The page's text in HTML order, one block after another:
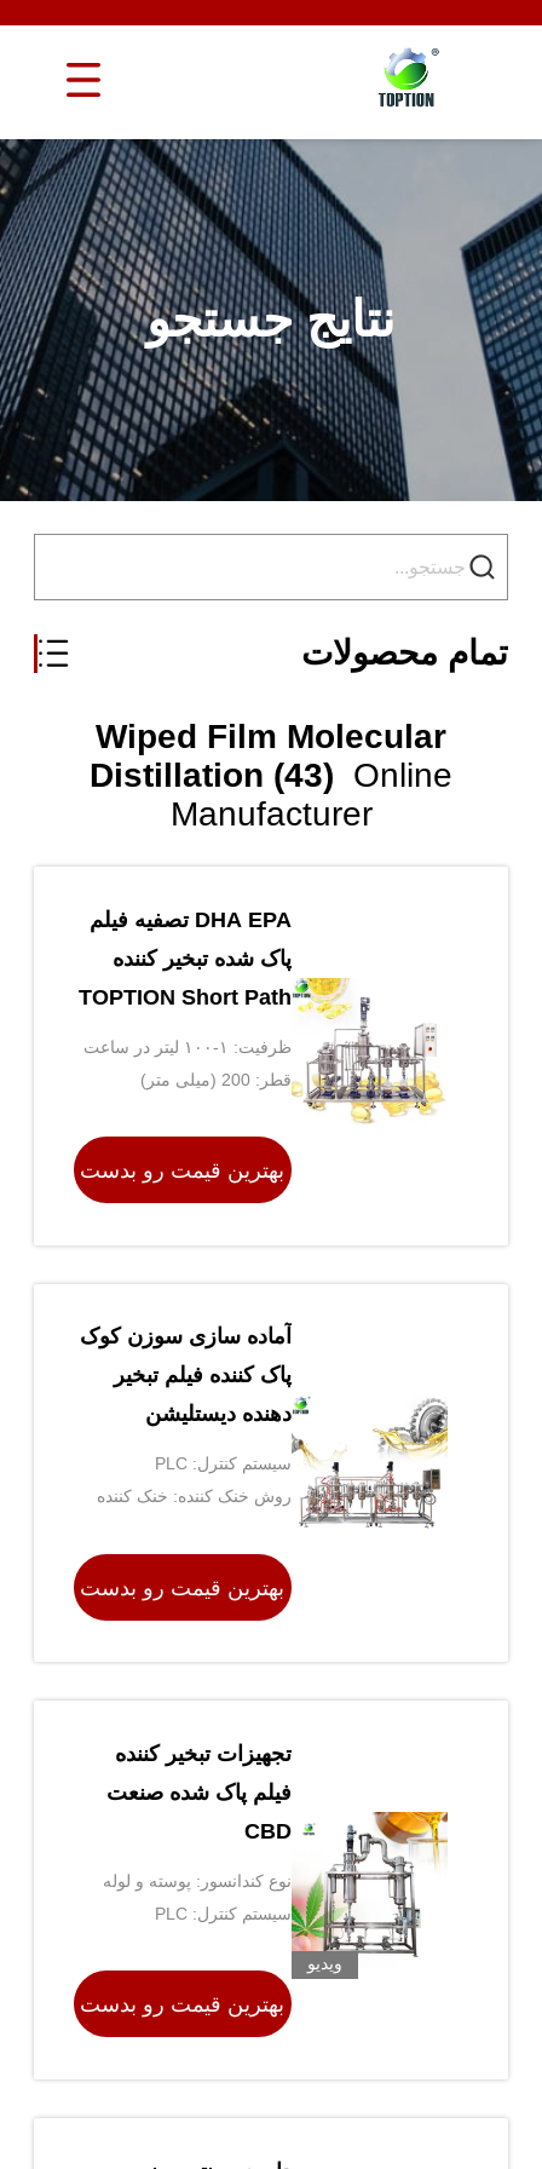
نتایج جستجو
تمام محصولات
Wiped Film Molecular
Distillation (43) Online
Manufacturer
DHA EPA تصفیه فیلم
پاک شده تبخیر کننده
TOPTION Short Path
Evaporator
ظرفیت: ۱-۱۰۰ لیتر در ساعت
قطر: 200 (میلی متر)
بهترین قیمت رو بدست
آماده سازی سوزن کوک
پاک کننده فیلم تبخیر
دهنده دیستلیشن
مولکولی
سیستم کنترل: PLC
روش خنک کننده: خنک کننده
بهترین قیمت رو بدست
ویدیو
تجهیزات تبخیر کننده
فیلم پاک شده صنعت
CBD
نوع کندانسور: پوسته و لوله
سیستم کنترل: PLC
بهترین قیمت رو بدست